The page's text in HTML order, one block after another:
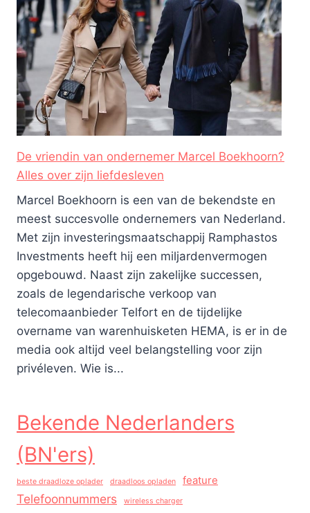
De vriendin van ondernemer Marcel Boekhoorn?
Alles over zijn liefdesleven
Marcel Boekhoorn is een van de bekendste en
meest succesvolle ondernemers van Nederland.
Met zijn investeringsmaatschappij Ramphastos
Investments heeft hij een miljardenvermogen
opgebouwd. Naast zijn zakelijke successen,
zoals de legendarische verkoop van
telecomaanbieder Telfort en de tijdelijke
overname van warenhuisketen HEMA, is er in de
media ook altijd veel belangstelling voor zijn
privéleven. Wie is...
Bekende Nederlanders
(BN'ers)
beste draadloze oplader draadloos opladen feature
Telefoonnummers wireless charger